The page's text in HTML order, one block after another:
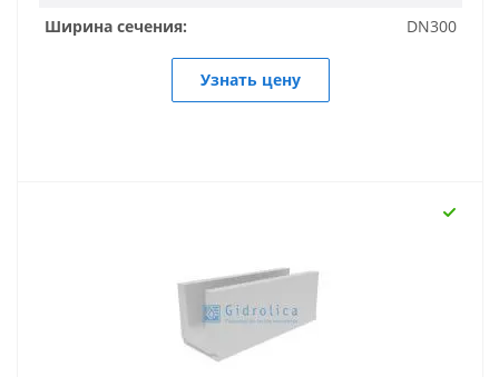
Ширина сечения:
DN300
Узнать цену